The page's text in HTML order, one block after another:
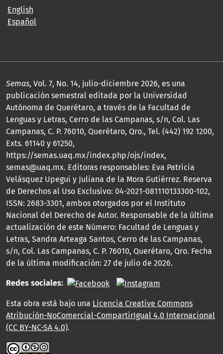
English
Español
Semas, Vol. 7, No. 14, julio-diciembre 2026, es una
publicación semestral editada por la Universidad
Autónoma de Querétaro, a través de la Facultad de
Lenguas y Letras, Cerro de las Campanas, s/n, Col. Las
Campanas, C. P. 76010, Querétaro, Qro., Tel. (442) 192 1200,
Exts. 61140 y 61250,
https://semas.uaq.mx/index.php/ojs/index,
semas@uaq.mx. Editoras responsables: Eva Patricia
Velásquez Upegui y Juliana de la Mora Gutiérrez. Reserva
de Derechos al Uso Exclusivo: 04-2021-081110133300-102,
ISSN: 2683-3301, ambos otorgados por el Instituto
Nacional del Derecho de Autor. Responsable de la última
actualización de este Número: Facultad de Lenguas y
Letras, Sandra Arteaga Santos, Cerro de las Campanas,
s/n, Col. Las Campanas, C. P. 76010, Querétaro, Qro. Fecha
de la última modificación: 27 de julio de 2026.
Redes sociales:
Esta obra está bajo una Licencia Creative Commons
Atribución-NoComercial-CompartirIgual 4.0 Internacional
(CC BY-NC-SA 4.0).